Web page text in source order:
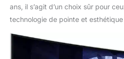
ans, il s’agit d’un choix sûr pour
technologie de pointe et